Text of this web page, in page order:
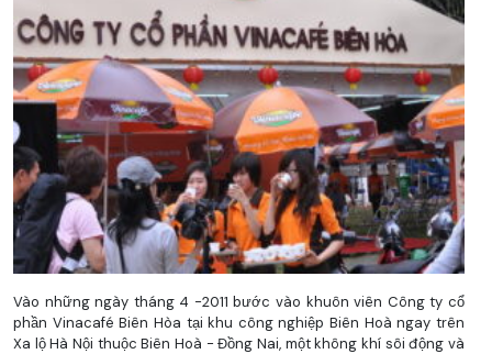
Vào những ngày tháng 4 -2011 bước vào khuôn viên Công ty cổ
phần Vinacafé Biên Hòa tại khu công nghiệp Biên Hoà ngay trên
Xa lộ Hà Nội thuộc Biên Hoà - Đồng Nai, một không khí sôi động và